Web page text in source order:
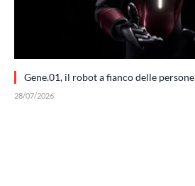
Gene.01, il robot a fianco delle persone
28/07/2026